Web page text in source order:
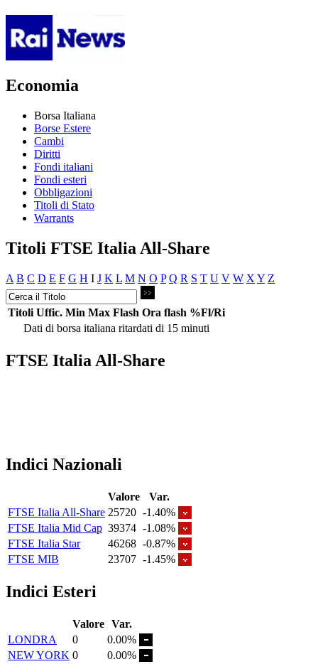
Economia
Borsa Italiana
Borse Estere
Cambi
Diritti
Fondi italiani
Fondi esteri
Obbligazioni
Titoli di Stato
Warrants
Titoli FTSE Italia All-Share
A B C D E F G H I J K L M N O P Q R S T U V W X Y Z
Titoli Uffic. Min Max Flash Ora flash %Fl/Ri
Dati di borsa italiana ritardati di 15 minuti
FTSE Italia All-Share
Indici Nazionali
Valore
Var.
FTSE Italia All-Share 25720 -1.40%
FTSE Italia Mid Cap 39374 -1.08%
FTSE Italia Star
46268 -0.87%
FTSE MIB
23707 -1.45%
Indici Esteri
Valore Var.
LONDRA
0
0.00%
NEW YORK 0
0.00%